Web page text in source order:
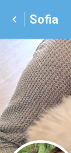
Sofia